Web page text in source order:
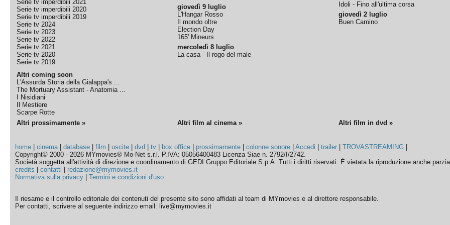
Serie tv imperdibili 2021
Serie tv imperdibili 2020
Serie tv imperdibili 2019
Serie tv 2024
Serie tv 2023
Serie tv 2022
Serie tv 2021
Serie tv 2020
Serie tv 2019
Altri coming soon
L'Assurda Storia della Gialappa's ...
The Mortuary Assistant - Anatomia ...
I Nisidiani
Il Mestiere
Scarpe Rotte
giovedì 9 luglio
L'Hangar Rosso
Il mondo oltre
Election Day
165' Mineurs
mercoledì 8 luglio
La casa - Il rogo del male
Idoli - Fino all'ultima corsa
giovedì 2 luglio
Buen Camino
Altri prossimamente » Altri film al cinema » Altri film in dvd »
home |cinema|database |film |uscite |dvd |tv box office prossimamente |colonne sonore |Accedi |trailer |TROVASTREAMING
Copyright© 2000 - 2026 MYmovies® Mo-Net s.r.l. P.IVA: 05056400483 Licenza Siae n. 2792/I/2742.
Società soggetta all'attività di direzione e coordinamento di GEDI Gruppo Editoriale S.p.A. Tutti i diritti riservati. È vietata la riproduzione anche
credits |contatti
redazione@mymovies.it
Normativa sulla privacy |Termini e condizioni d'uso
Il riesame e il controllo editoriale dei contenuti del presente sito sono affidati al team di MYmovies e al direttore responsabile.
Per contatti, scrivere al seguente indirizzo email: live@mymovies.it